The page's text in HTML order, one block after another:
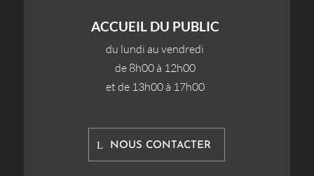
ACCUEIL DU PUBLIC
du lundi au vendredi
de 8h00 à 12h00
et de 13h00 à 17h00
NOUS CONTACTER